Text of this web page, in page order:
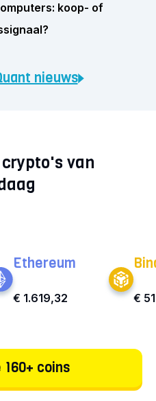
koop- of
nieuws
van
Ethereum
€ 1.619,32 €
coins